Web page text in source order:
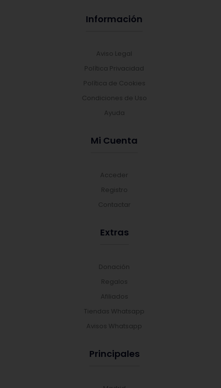
Información
Aviso Legal
Política Privacidad
Política de Cookies
Condiciones de Uso
Ayuda
Mi Cuenta
Acceder
Registro
Contactar
Extras
Donación
Regalos
Afiliados
Tiendas Whatsapp
Avisos Whatsapp
Principales